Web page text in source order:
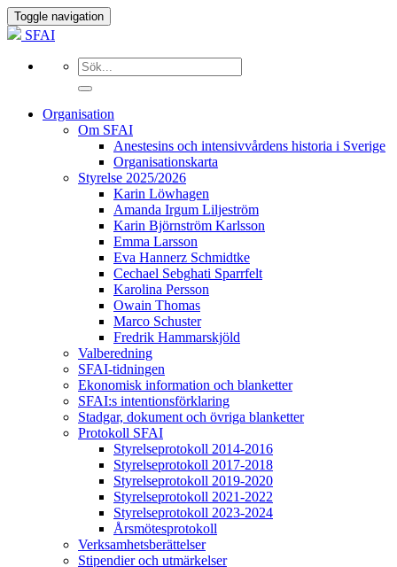
Toggle navigation
SFAI
Organisation
Om SFAI
Anestesins och intensivvårdens historia i Sverige
Organisationskarta
Styrelse 2025/2026
Karin Löwhagen
Amanda Irgum Liljeström
Karin Björnström Karlsson
Emma Larsson
Eva Hannerz Schmidtke
Cechael Sebghati Sparrfelt
Karolina Persson
Owain Thomas
Marco Schuster
Fredrik Hammarskjöld
Valberedning
SFAI-tidningen
Ekonomisk information och blanketter
SFAI:s intentionsförklaring
Stadgar, dokument och övriga blanketter
Protokoll SFAI
Styrelseprotokoll 2014-2016
Styrelseprotokoll 2017-2018
Styrelseprotokoll 2019-2020
Styrelseprotokoll 2021-2022
Styrelseprotokoll 2023-2024
Årsmötesprotokoll
Verksamhetsberättelser
Stipendier och utmärkelser